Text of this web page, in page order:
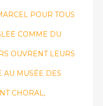
POUR TOUS
COMME DU
OUVRENT LEURS
AU MUSÉE DES
CHORAL,